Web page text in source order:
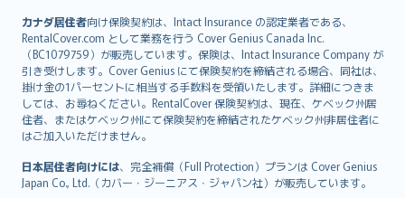
カナダ居住者向け保険契約は、Intact Insurance の認定業者である、
RentalCover.com として業務を行う Cover Genius Canada Inc.
（BC1079759）が販売しています。保険は、Intact Insurance Company が
引き受けします。Cover Genius にて保険契約を締結される場合、同社は、
掛け金の1パーセントに相当する手数料を受領いたします。詳細につきま
しては、お尋ねください。RentalCover 保険契約は、現在、ケベック州居
住者、またはケベック州にて保険契約を締結されたケベック州非居住者に
はご加入いただけません。
日本居住者向けには、完全補償（Full Protection）プランは Cover Genius
Japan Co., Ltd.（カバー・ジーニアス・ジャパン社）が販売しています。